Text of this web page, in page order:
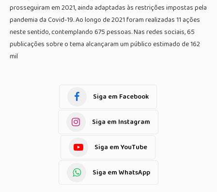
prosseguiram em 2021, ainda adaptadas às restrições impostas pela
pandemia da Covid-19. Ao longo de 2021 foram realizadas 11 ações
neste sentido, contemplando 675 pessoas. Nas redes sociais, 65
publicações sobre o tema alcançaram um público estimado de 162
mil
Siga em Facebook
Siga em Instagram
Siga em YouTube
Siga em WhatsApp